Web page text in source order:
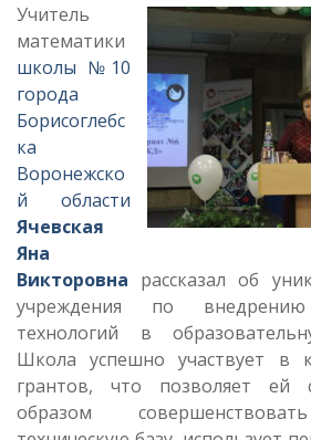
Учитель
математики
школы №10
города
Борисоглебс
ка
Воронежско
й области
Ячевская
Яна
Викторовна рассказал об
учреждения по
технологий в
Школа успешно участвует в
грантов, что позволяет ей
образом